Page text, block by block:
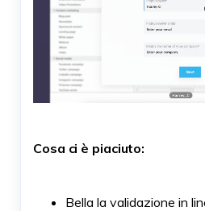
Cosa ci è piaciuto:
Bella la validazione in